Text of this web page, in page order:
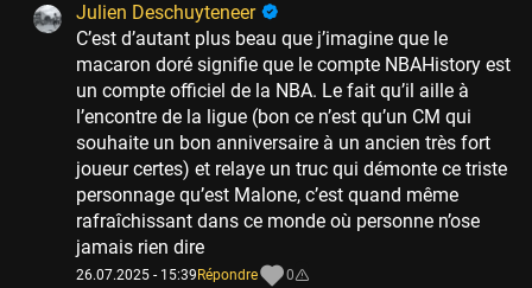
Julien Deschuyteneer
C’est d’autant plus beau que j’imagine que le
macaron doré signifie que le compte NBAHistory est
un compte officiel de la NBA. Le fait qu’il aille à
l’encontre de la ligue (bon ce n’est qu’un CM qui
souhaite un bon anniversaire à un ancien très fort
joueur certes) et relaye un truc qui démonte ce triste
personnage qu’est Malone, c’est quand même
rafraîchissant dans ce monde où personne n’ose
jamais rien dire
26.07.2025 - 15:39 Répondre 0